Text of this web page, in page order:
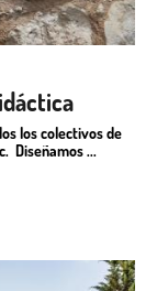
los colectivos de
Diseñamos ...